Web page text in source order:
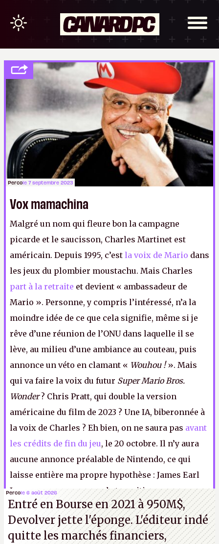
Percole 7 septembre 2023
Vox mamachina
Malgré un nom qui fleure bon la campagne
picarde et le saucisson, Charles Martinet est
américain. Depuis 1995, c’est la voix de Mario dans
les jeux du plombier moustachu. Mais Charles
part à la retraite et devient « ambassadeur de
Mario ». Personne, y compris l’intéressé, n’a la
moindre idée de ce que cela signifie, même si je
rêve d’une réunion de l’ONU dans laquelle il se
lève, au milieu d’une ambiance au couteau, puis
annonce un véto en clamant « Wouhou !». Mais
qui va faire la voix du futur Super Mario Bros.
Wonder? Chris Pratt, qui double la version
américaine du film de 2023 ? Une IA, biberonnée à
la voix de Charles ? Eh bien, on ne saura pas avant
les crédits de fin du jeu, le 20 octobre. Il n’y aura
aucune annonce préalable de Nintendo, ce qui
laisse entière ma propre hypothèse : James Earl
Jones, pour commencer la transition vers un
Mario plus mature, plus adulte, aux prises avec
les difficultés de l’âge mûr.P.
Percole 6 août 2026
Entré en Bourse en 2021 à 950M$,
Devolver jette l'éponge. L'éditeur indé
quitte les marchés financiers,